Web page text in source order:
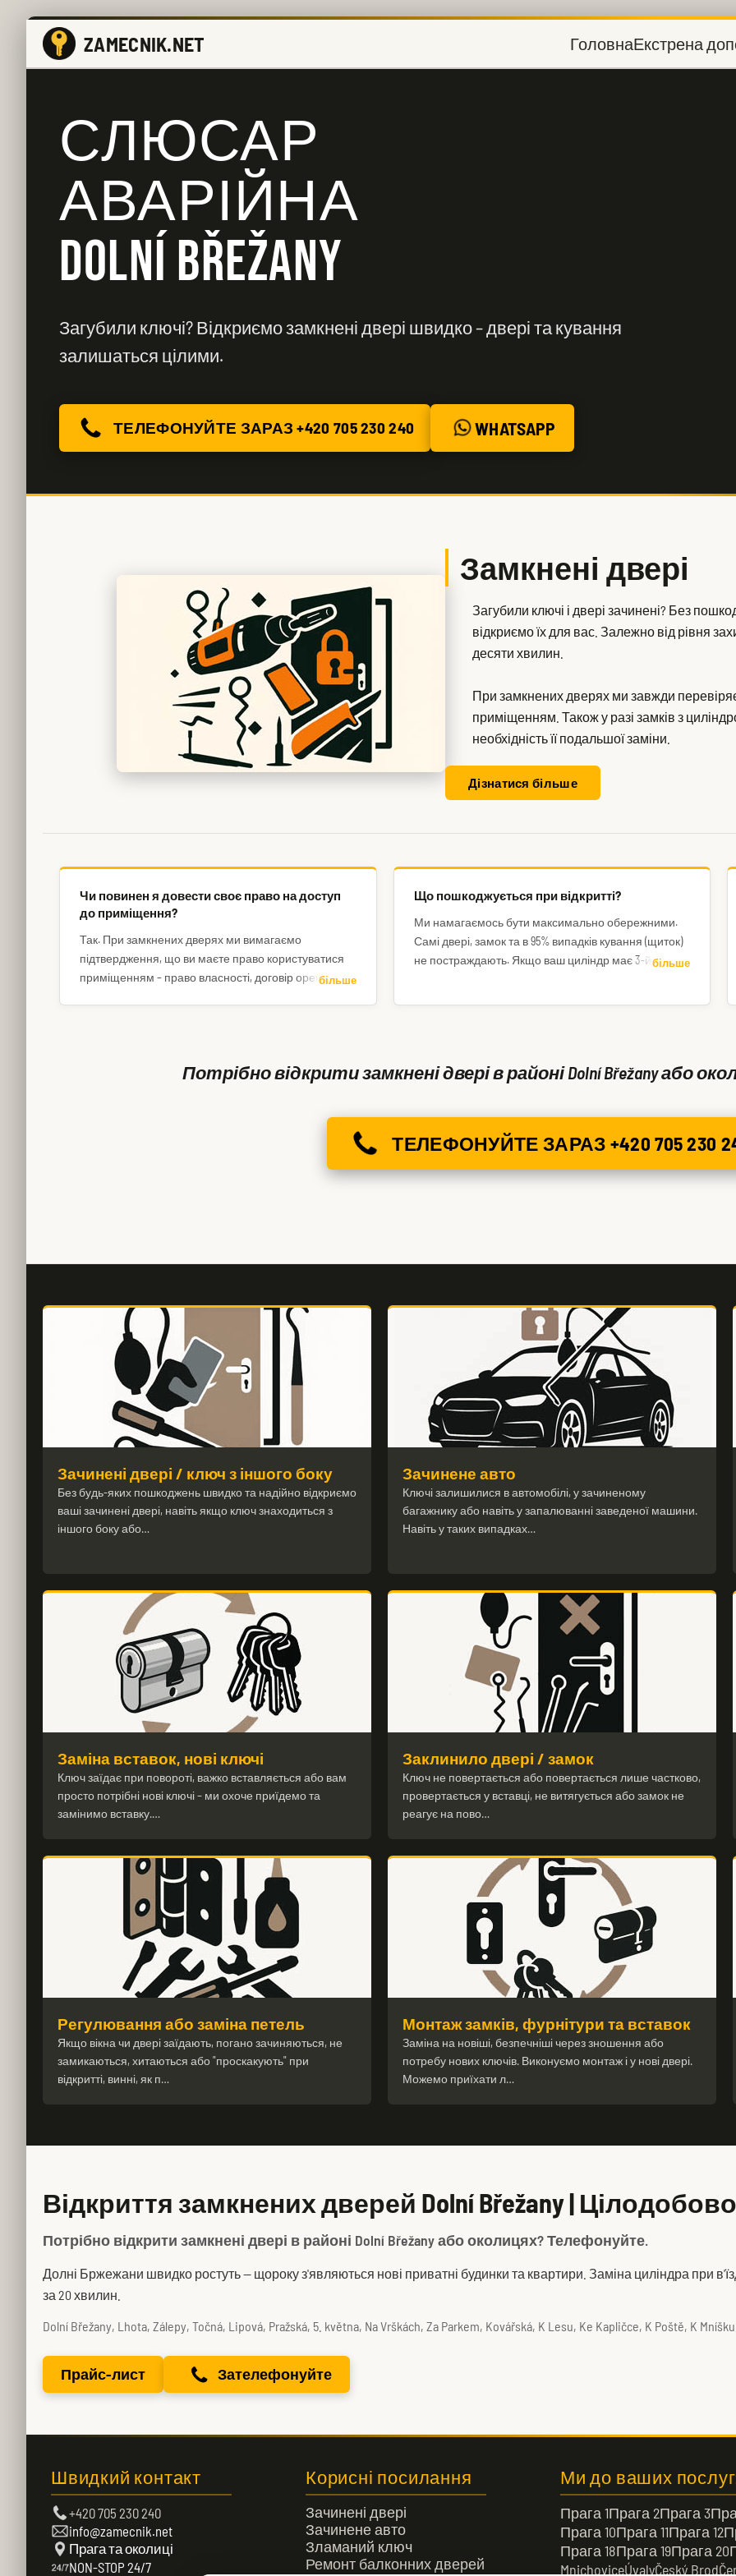
ZAMECNIK.NET ГоловнаЕкстрена
СЛЮСАР
АВАРІЙНА
DOLNÍ BŘEŽANY
Загубили ключі? Відкриємо замкнені двері швидко – двері та кування
залишаться цілими.
ТЕЛЕФОНУЙТЕ ЗАРАЗ +420 705 230 240 WHATSAPP
Замкнені двері
Загубили ключі і двері зачинені? Без
відкриємо їх для вас. Залежно від рівня
десяти хвилин.
При замкнених дверях ми завжди
приміщенням. Також у разі замків з
необхідність її подальшої заміни.
Дізнатися більше
Чи повинен я довести своє право на доступ
до приміщення?
Так. При замкнених дверях ми вимагаємо
підтвердження, що ви маєте право користуватися
приміщенням – право власності, договір оренди,більше
Що пошкоджується при відкритті?
Ми намагаємось бути максимально обережними.
Самі двері, замок та в 95% випадків кування (щиток)
не постраждають. Якщо ваш циліндр має 3-й клас
більше
Потрібно відкрити замкнені двері в районі Dolní Břežany або
ТЕЛЕФОНУЙТЕ ЗАРАЗ +420 705 230
Зачинені двері / ключ з іншого боку
Без будь-яких пошкоджень швидко та надійно відкриємо
ваші зачинені двері, навіть якщо ключ знаходиться з
іншого боку або…
Зачинене авто
Ключі залишилися в автомобілі, у зачиненому
багажнику або навіть у запалюванні заведеної машини.
Навіть у таких випадках…
Заміна вставок, нові ключі
Ключ заїдає при повороті, важко вставляється або вам
просто потрібні нові ключі – ми охоче приїдемо та
замінимо вставку.…
Заклинило двері / замок
Ключ не повертається або повертається лише частково,
провертається у вставці, не витягується або замок не
реагує на пово…
Регулювання або заміна петель
Якщо вікна чи двері заїдають, погано зачиняються, не
замикаються, хитаються або "проскакують" при
відкритті, винні, як п…
Монтаж замків, фурнітури та вставок
Заміна на новіші, безпечніші через зношення або
потребу нових ключів. Виконуємо монтаж і у нові двері.
Можемо приїхати л…
Відкриття замкнених дверей Dolní Břežany | Цілодобово
Потрібно відкрити замкнені двері в районі Dolní Břežany або околицях? Телефонуйте.
Долні Бржежани швидко ростуть — щороку з'являються нові приватні будинки та квартири. Заміна циліндра при
за 20 хвилин.
Dolní Břežany, Lhota, Zálepy, Točná, Lipová, Pražská, 5. května, Na Vrškách, Za Parkem, Kovářská, K Lesu, Ke Kapličce, K Poště, K
Прайс-лист Зателефонуйте
Швидкий контакт
+420 705 230 240
info@zamecnik.net
Прага та околиці
NON-STOP 24/7
Корисні посилання
Зачинені двері
Зачинене авто
Зламаний ключ
Ремонт балконних дверей
Ми до ваших
Прага 1Прага 2Прага 3
Прага 10Прага 11Прага 12
Прага 18Прага 19Прага 20
MnichoviceÚvalyČeský Brod